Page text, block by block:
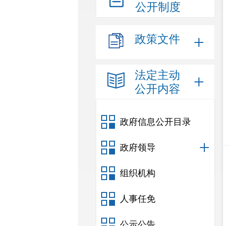
公开制度
政策文件
法定主动
公开内容
政府信息公开目录
政府领导
组织机构
人事任免